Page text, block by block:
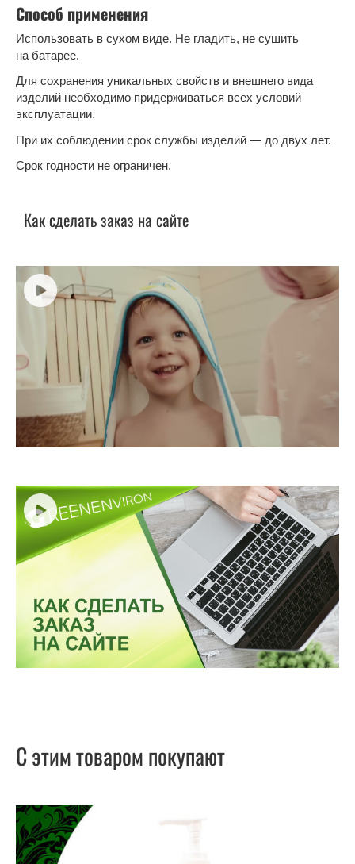
Способ применения
Использовать в сухом виде. Не гладить, не сушить
на батарее.
Для сохранения уникальных свойств и внешнего вида
изделий необходимо придерживаться всех условий
эксплуатации.
При их соблюдении срок службы изделий — до двух лет.
Срок годности не ограничен.
Как сделать заказ на сайте
С этим товаром покупают